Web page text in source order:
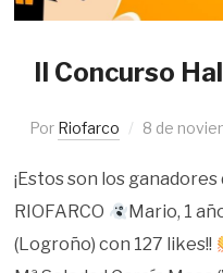
II Concurso
Por Riofarco 8 de
¡Estos son los ganadores
RIOFARCO
Mario, 1
(Logroño) con 127 likes!!